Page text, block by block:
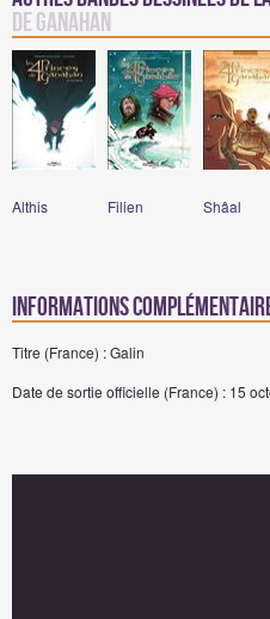
de Ganahan
Althis Filien Shâal
Informations
Titre (France) : Galin
Date de sortie officielle (France) : 15